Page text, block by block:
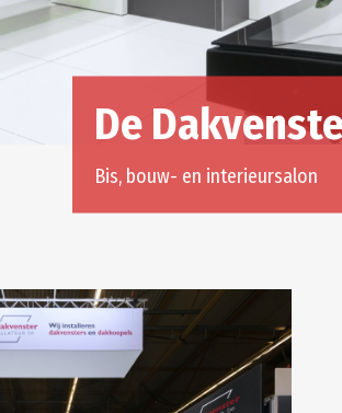
De
Bis, bouw- en interieursalon